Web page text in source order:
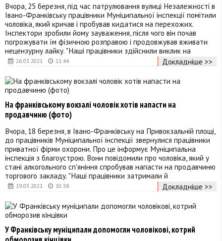
26.03.2021 11:44
Вчора, 25 березня, під час патрулювання вулиці Незалежності в
Івано-Франківську працівники Муніципальної інспекції помітили
чоловіка, який кричав і пробував кидатися на перехожих.
Інспектори зробили йому зауваження, після чого він почав
погрожувати їм фізичною розправою і продовжував вживати
нецензурну лайку. "Наші працівники здійснили виклик на
Докладніше >>
19.03.2021 10:38
На франківському вокзалі чоловік хотів напасти на
продавчиню (фото)
Вчора, 18 березня, в Івано-Франківську на Привокзальній площі,
до працівників Муніципальної інспекції звернулися працівники
приватної фірми охорони. Про це інформує Муніципальна
інспекція з благоустрою. Вони повідомили про чоловіка, який у
стані алкогольного сп'яніння спробував напасти на продавчиню
торгового закладу. "Наші працівники затримали й
Докладніше >>
У Франківську муніципали допомогли чоловікові, котрий